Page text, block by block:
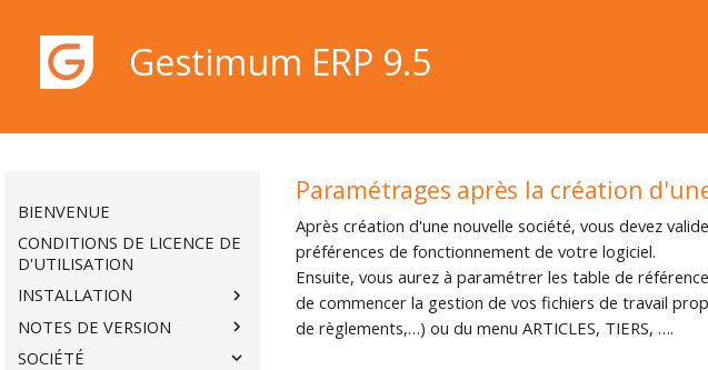
Gestimum ERP 9.5
BIENVENUE
CONDITIONS DE LICENCE DE
D'UTILISATION
INSTALLATION
NOTES DE VERSION
SOCIÉTÉ
Paramétrages après la création
Après création d'une nouvelle société, vous devez
préférences de fonctionnement de votre logiciel.
Ensuite, vous aurez à paramétrer les table de
de commencer la gestion de vos fichiers de travail
de règlements,…) ou du menu ARTICLES, TIERS, ….